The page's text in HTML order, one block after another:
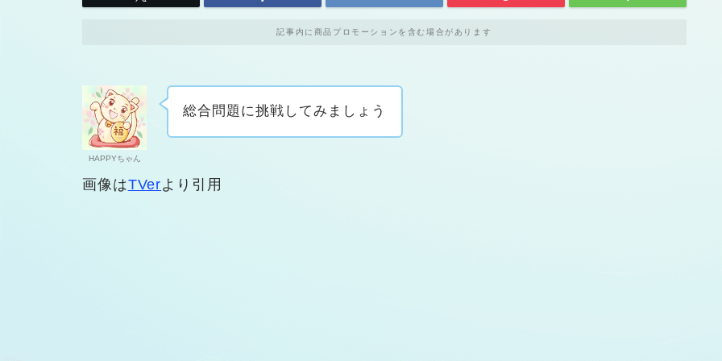
記事内に商品プロモーションを含む場合があります
HAPPYちゃん
総合問題に挑戦してみましょう
画像はTVerより引用